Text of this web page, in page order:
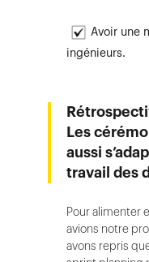
Avoir une
ingénieurs.
Les
aussi
travail des
Pour alimenter
avions notre
avons repris